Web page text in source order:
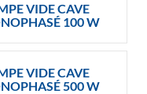
VIDE CAVE
100 W
VIDE CAVE
500 W